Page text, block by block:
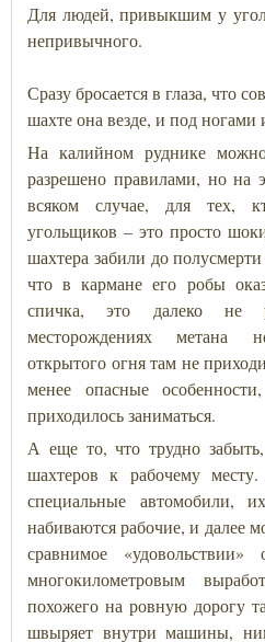
Для людей, привыкшим у
непривычного.
Сразу бросается в глаза, что
шахте она везде, и под ногами
На калийном руднике
разрешено правилами, но
всяком случае, для тех,
угольщиков – это просто
шахтера забили до
что в кармане его робы
спичка, это далеко не
месторождениях метана
открытого огня там не
менее опасные
приходилось заниматься.
А еще то, что трудно
шахтеров к рабочему
специальные
набиваются рабочие, и далее
сравнимое
многокилометровым
похожего на ровную дорогу
швыряет внутри машины,